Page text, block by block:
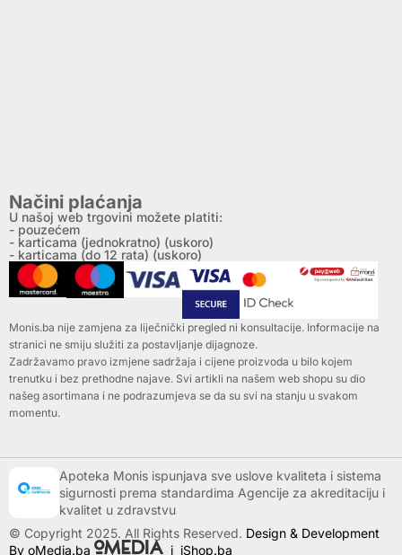
Načini plaćanja
U našoj web trgovini možete platiti:
- pouzećem
- karticama (jednokratno) (uskoro)
- karticama (do 12 rata) (uskoro)
Monis.ba nije zamjena za liječnički pregled ni konsultacije. Informacije na
stranici ne smiju služiti za postavljanje dijagnoze.
Zadržavamo pravo izmjene sadržaja i cijene proizvoda u bilo kojem
trenutku i bez prethodne najave. Svi artikli na našem web shopu su dio
našeg asortimana i ne podrazumjeva se da su svi na stanju u svakom
momentu.
Apoteka Monis ispunjava sve uslove kvaliteta i sistema
sigurnosti prema standardima Agencije za akreditaciju i
kvalitet u zdravstvu
© Copyright 2025. All Rights Reserved. Design & Development
By oMedia.ba
i iShop.ba